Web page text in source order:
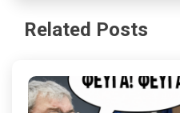
Related Posts